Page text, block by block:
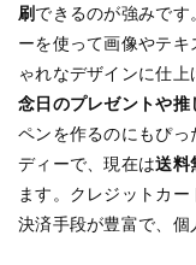
刷できるのが強みです
ーを使って画像やテ
ゃれなデザインに仕上
念日のプレゼントや推
ペンを作るのにもぴ
ディーで、現在は送料
ます。クレジットカ
決済手段が豊富で、個